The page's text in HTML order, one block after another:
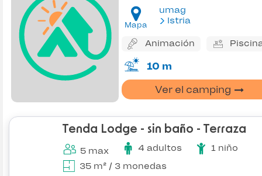
Mapa
umag
Istria
Animación
10 m
Ver el camping
Tenda Lodge - sin baño - Terraza
5 max 4 adultos
1 niño
35 m² / 3 monedas